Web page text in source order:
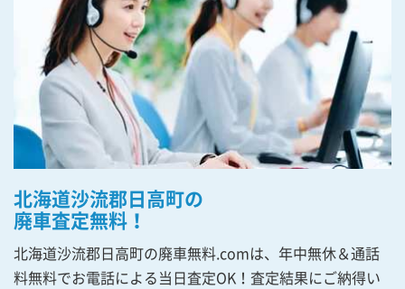
北海道沙流郡日高町の
廃車査定無料！
北海道沙流郡日高町の廃車無料.comは、年中無休＆通話
料無料でお電話による当日査定OK！査定結果にご納得い